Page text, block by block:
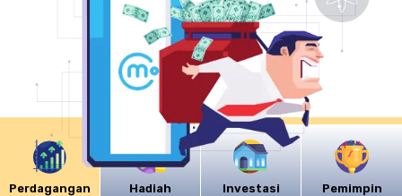
Perdagangan Hadiah Investasi Pemimpin